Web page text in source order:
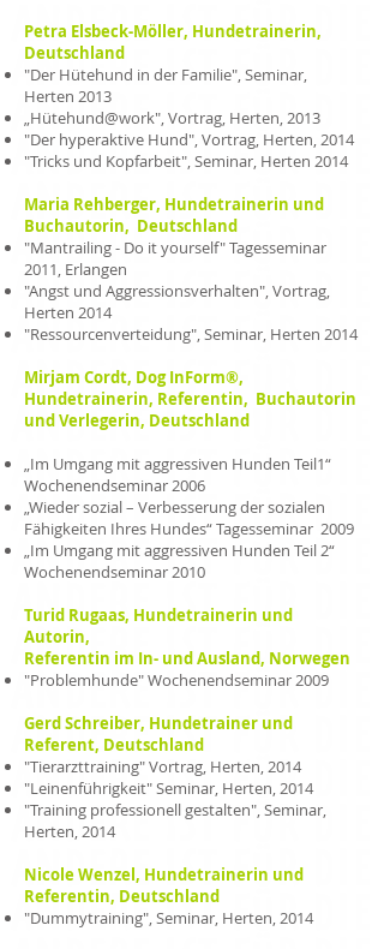
Petra Elsbeck-Möller, Hundetrainerin,
Deutschland
"Der Hütehund in der Familie", Seminar,
Herten 2013
„Hütehund@work", Vortrag, Herten, 2013
"Der hyperaktive Hund", Vortrag, Herten, 2014
"Tricks und Kopfarbeit", Seminar, Herten 2014
Maria Rehberger, Hundetrainerin und
Buchautorin, Deutschland
"Mantrailing - Do it yourself" Tagesseminar
2011, Erlangen
"Angst und Aggressionsverhalten", Vortrag,
Herten 2014
"Ressourcenverteidung", Seminar, Herten 2014
Mirjam Cordt, Dog InForm®,
Hundetrainerin, Referentin, Buchautorin
und Verlegerin, Deutschland
„Im Umgang mit aggressiven Hunden Teil1“
Wochenendseminar 2006
„Wieder sozial – Verbesserung der sozialen
Fähigkeiten Ihres Hundes“ Tagesseminar 2009
„Im Umgang mit aggressiven Hunden Teil 2“
Wochenendseminar 2010
Turid Rugaas, Hundetrainerin und
Autorin,
Referentin im In- und Ausland, Norwegen
"Problemhunde" Wochenendseminar 2009
Gerd Schreiber, Hundetrainer und
Referent, Deutschland
"Tierarzttraining" Vortrag, Herten, 2014
"Leinenführigkeit" Seminar, Herten, 2014
"Training professionell gestalten", Seminar,
Herten, 2014
Nicole Wenzel, Hundetrainerin und
Referentin, Deutschland
"Dummytraining", Seminar, Herten, 2014